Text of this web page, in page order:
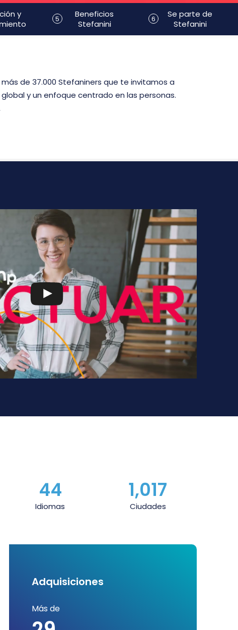
y
5
Beneficios
Stefanini
6
Se parte de
Stefanini
de 37.000 Stefaniners que te invitamos a
y un enfoque centrado en las personas.
44
Idiomas
1,020
Ciudades
Adquisiciones
Más de